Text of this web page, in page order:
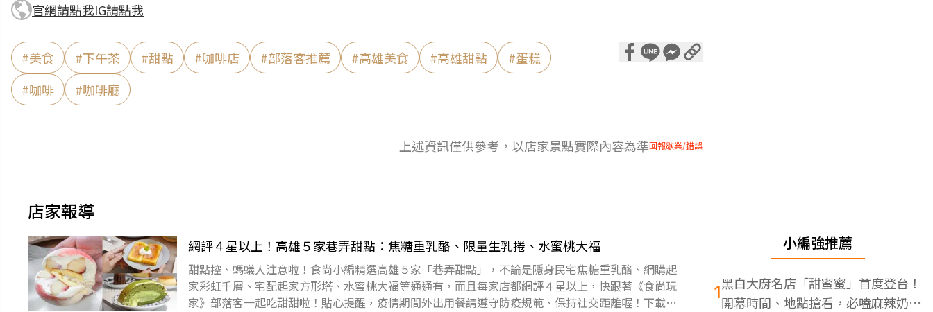
官網請點我IG請點我
#美食 #下午茶 #甜點 #咖啡店 #部落客推薦 #高雄美食 #高雄甜點 #蛋糕
#咖啡 #咖啡廳
上述資訊僅供參考，以店家景點實際內容為準回報歇業/錯誤
店家報導
網評４星以上！高雄５家巷弄甜點：焦糖重乳酪、限量生乳捲、水蜜桃大福
甜點控、螞蟻人注意啦！食尚小編精選高雄５家「巷弄甜點」，不論是隱身民宅焦糖重乳酪、網購起
家彩虹千層、宅配起家方形塔、水蜜桃大福等通通有，而且每家店都網評４星以上，快跟著《食尚玩
家》部落客一起吃甜甜啦！貼心提醒，疫情期間外出用餐請遵守防疫規範、保持社交距離喔！下載食
小編強推薦
1黑白大廚名店「甜蜜蜜」首度登台！
開幕時間、地點搶看，必嗑麻辣奶油